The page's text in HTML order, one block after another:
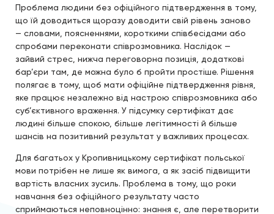
Проблема людини без офіційного підтвердження в тому,
що їй доводиться щоразу доводити свій рівень заново
— словами, поясненнями, короткими співбесідами або
спробами переконати співрозмовника. Наслідок —
зайвий стрес, нижча переговорна позиція, додаткові
бар’єри там, де можна було б пройти простіше. Рішення
полягає в тому, щоб мати офіційне підтвердження рівня,
яке працює незалежно від настрою співрозмовника або
суб’єктивного враження. У підсумку сертифікат дає
людині більше спокою, більше легітимності й більше
шансів на позитивний результат у важливих процесах.
Для багатьох у Кропивницькому сертифікат польської
мови потрібен не лише як вимога, а як засіб підвищити
вартість власних зусиль. Проблема в тому, що роки
навчання без офіційного результату часто
сприймаються неповноцінно: знання є, але перетворити